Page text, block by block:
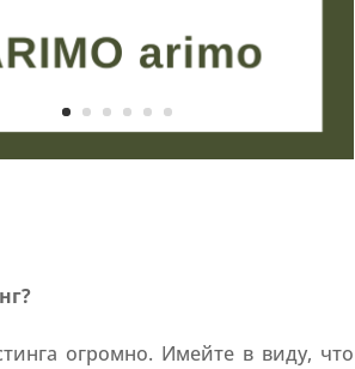
огромно. Имейте в виду, что